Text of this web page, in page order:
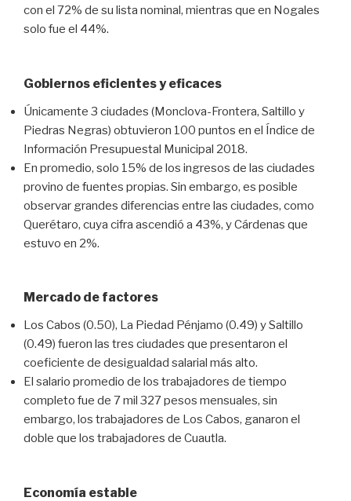
con el 72% de su lista nominal, mientras que en Nogales
solo fue el 44%.
Gobiernos eficientes y eficaces
Únicamente 3 ciudades (Monclova-Frontera, Saltillo y
Piedras Negras) obtuvieron 100 puntos en el Índice de
Información Presupuestal Municipal 2018.
En promedio, solo 15% de los ingresos de las ciudades
provino de fuentes propias. Sin embargo, es posible
observar grandes diferencias entre las ciudades, como
Querétaro, cuya cifra ascendió a 43%, y Cárdenas que
estuvo en 2%.
Mercado de factores
Los Cabos (0.50), La Piedad Pénjamo (0.49) y Saltillo
(0.49) fueron las tres ciudades que presentaron el
coeficiente de desigualdad salarial más alto.
El salario promedio de los trabajadores de tiempo
completo fue de 7 mil 327 pesos mensuales, sin
embargo, los trabajadores de Los Cabos, ganaron el
doble que los trabajadores de Cuautla.
Economía estable